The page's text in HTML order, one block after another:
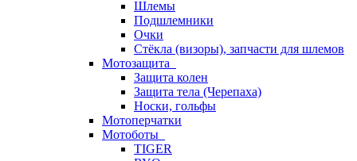
Шлемы
Подшлемники
Очки
Стёкла (визоры), запчасти для шлемов
Мотозащита
Защита колен
Защита тела (Черепаха)
Носки, гольфы
Мотоперчатки
Мотоботы
TIGER